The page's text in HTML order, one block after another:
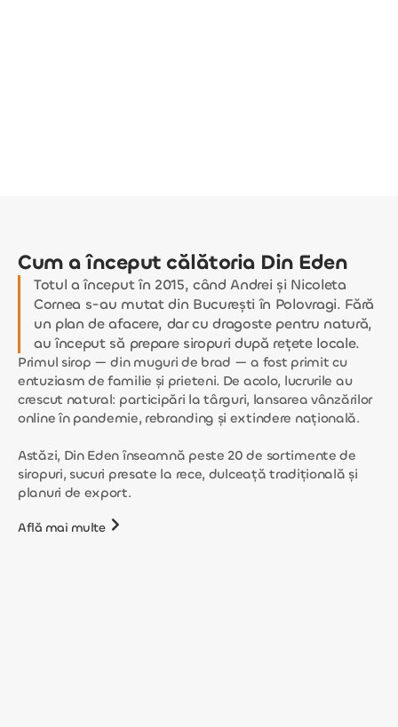
Cum a început călătoria Din Eden
Totul a început în 2015, când Andrei și Nicoleta
Cornea s-au mutat din București în Polovragi. Fără
un plan de afacere, dar cu dragoste pentru natură,
au început să prepare siropuri după rețete locale.
Primul sirop — din muguri de brad — a fost primit cu
entuziasm de familie și prieteni. De acolo, lucrurile au
crescut natural: participări la târguri, lansarea vânzărilor
online în pandemie, rebranding și extindere națională.
Astăzi, Din Eden înseamnă peste 20 de sortimente de
siropuri, sucuri presate la rece, dulceață tradițională și
planuri de export.
Află mai multe